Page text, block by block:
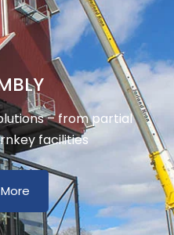
– from partial
facilities